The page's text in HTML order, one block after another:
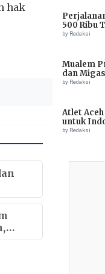
hak
500 Ribu
by Redaksi
Mualem
dan
Tiongkok
by Redaksi
Atlet
untuk
by Redaksi